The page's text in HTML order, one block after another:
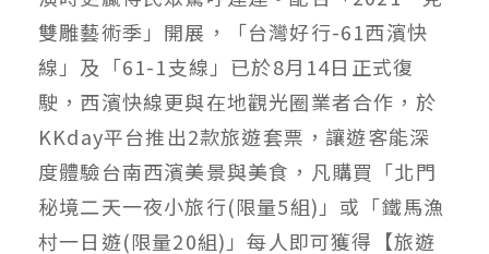
雙雕藝術季」開展，「台灣好行-61西濱快
線」及「61-1支線」已於8月14日正式復
駛，西濱快線更與在地觀光圈業者合作，於
KKday平台推出2款旅遊套票，讓遊客能深
度體驗台南西濱美景與美食，凡購買「北門
秘境二天一夜小旅行(限量5組)」或「鐵馬漁
村一日遊(限量20組)」每人即可獲得【旅遊